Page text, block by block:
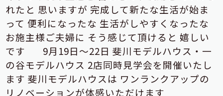
れたと 思いますが 完成して新たな生活が始ま
って 便利になったな 生活がしやすくなったな
お施主様ご夫婦に そう感じて頂けると 嬉しい
です
9月19日～22日 斐川モデルハウス・一
の谷モデルハウス 2店同時見学会を開催いたし
ます 斐川モデルハウスは ワンランクアップの
リノベーションが体感いただけます